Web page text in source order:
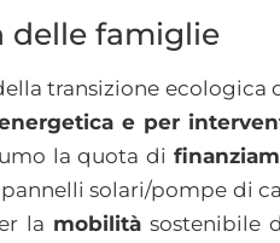
delle famiglie
transizione ecologica
e per
la quota di
solari/pompe di
la mobilità sostenibile